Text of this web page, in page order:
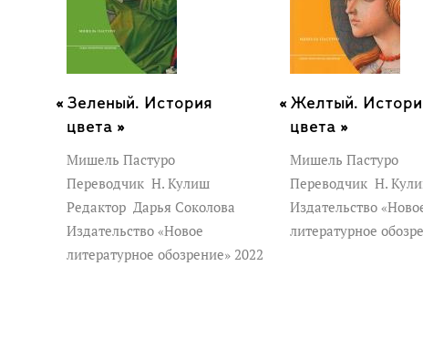
Зеленый. История
цвета »
Мишель Пастуро
Переводчик Н. Кулиш
Редактор Дарья Соколова
Издательство «Новое
литературное обозрение» 2022
Желтый.
цвета »
Мишель Пастуро
Переводчик Н.
Издательство
литературное